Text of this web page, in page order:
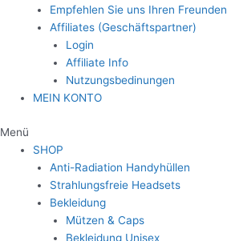
Empfehlen Sie uns Ihren Freunden
Affiliates (Geschäftspartner)
Login
Affiliate Info
Nutzungsbedinungen
MEIN KONTO
Menü
SHOP
Anti-Radiation Handyhüllen
Strahlungsfreie Headsets
Bekleidung
Mützen & Caps
Bekleidung Unisex